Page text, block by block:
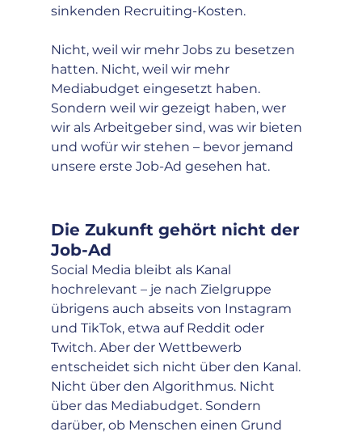
sinkenden Recruiting-Kosten.
Nicht, weil wir mehr Jobs zu besetzen
hatten. Nicht, weil wir mehr
Mediabudget eingesetzt haben.
Sondern weil wir gezeigt haben, wer
wir als Arbeitgeber sind, was wir bieten
und wofür wir stehen – bevor jemand
unsere erste Job-Ad gesehen hat.
Die Zukunft gehört nicht der
Job-Ad
Social Media bleibt als Kanal
hochrelevant – je nach Zielgruppe
übrigens auch abseits von Instagram
und TikTok, etwa auf Reddit oder
Twitch. Aber der Wettbewerb
entscheidet sich nicht über den Kanal.
Nicht über den Algorithmus. Nicht
über das Mediabudget. Sondern
darüber, ob Menschen einen Grund